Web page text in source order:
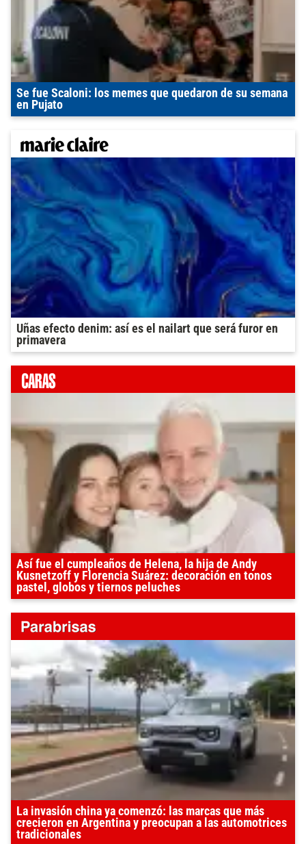
Se fue Scaloni: los memes que quedaron de su semana
en Pujato
Uñas efecto denim: así es el nailart que será furor en
primavera
Así fue el cumpleaños de Helena, la hija de Andy
Kusnetzoff y Florencia Suárez: decoración en tonos
pastel, globos y tiernos peluches
La invasión china ya comenzó: las marcas que más
crecieron en Argentina y preocupan a las automotrices
tradicionales